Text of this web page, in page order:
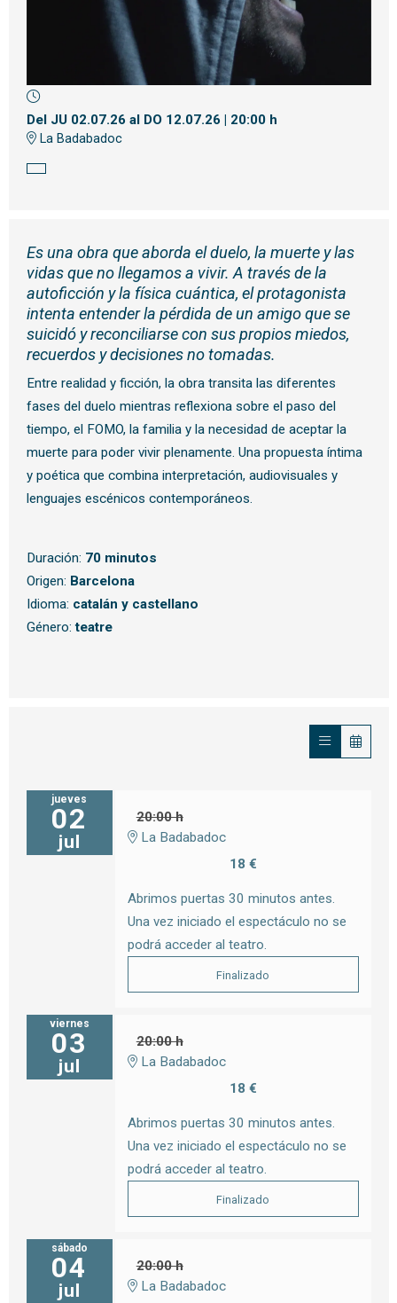
Diapositiva 1 de 1
Del JU 02.07.26al DO 12.07.26| 20:00 h
La Badabadoc
Es una obra que aborda el duelo, la muerte y las
vidas que no llegamos a vivir. A través de la
autoficción y la física cuántica, el protagonista
intenta entender la pérdida de un amigo que se
suicidó y reconciliarse con sus propios miedos,
recuerdos y decisiones no tomadas.
Entre realidad y ficción, la obra transita las diferentes
fases del duelo mientras reflexiona sobre el paso del
tiempo, el FOMO, la familia y la necesidad de aceptar la
muerte para poder vivir plenamente. Una propuesta íntima
y poética que combina interpretación, audiovisuales y
lenguajes escénicos contemporáneos.
Duración: 70 minutos
Origen: Barcelona
Idioma: catalán y castellano
Género:teatre
jueves
02
jul
20:00 h
La Badabadoc
18 €
Abrimos puertas 30 minutos antes.
Una vez iniciado el espectáculo no se
podrá acceder al teatro.
Finalizado
viernes
03
jul
20:00 h
La Badabadoc
18 €
Abrimos puertas 30 minutos antes.
Una vez iniciado el espectáculo no se
podrá acceder al teatro.
Finalizado
sábado
04
jul
20:00 h
La Badabadoc